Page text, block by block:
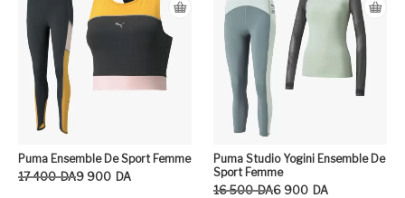
Puma Ensemble De Sport Femme
17 400 DA
Le prix initial était : 17 400DA.
9 900 DA
Le prix actuel est : 9 900DA.
Puma Studio Yogini Ensemble De
Sport Femme
16 500 DA
Le prix initial était : 16 500DA.
6 900 DA
Le prix actuel est : 6 900DA.